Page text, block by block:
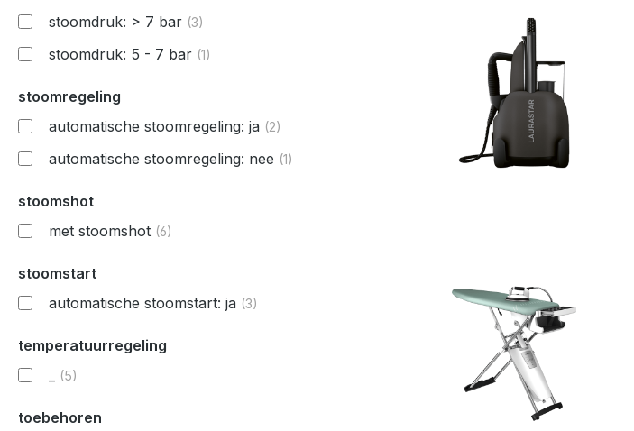
stoomdruk: > 7 bar (3)
stoomdruk: 5 - 7 bar (1)
stoomregeling
automatische stoomregeling: ja (2)
automatische stoomregeling: nee (1)
stoomshot
met stoomshot (6)
stoomstart
automatische stoomstart: ja (3)
temperatuurregeling
(5)
toebehoren